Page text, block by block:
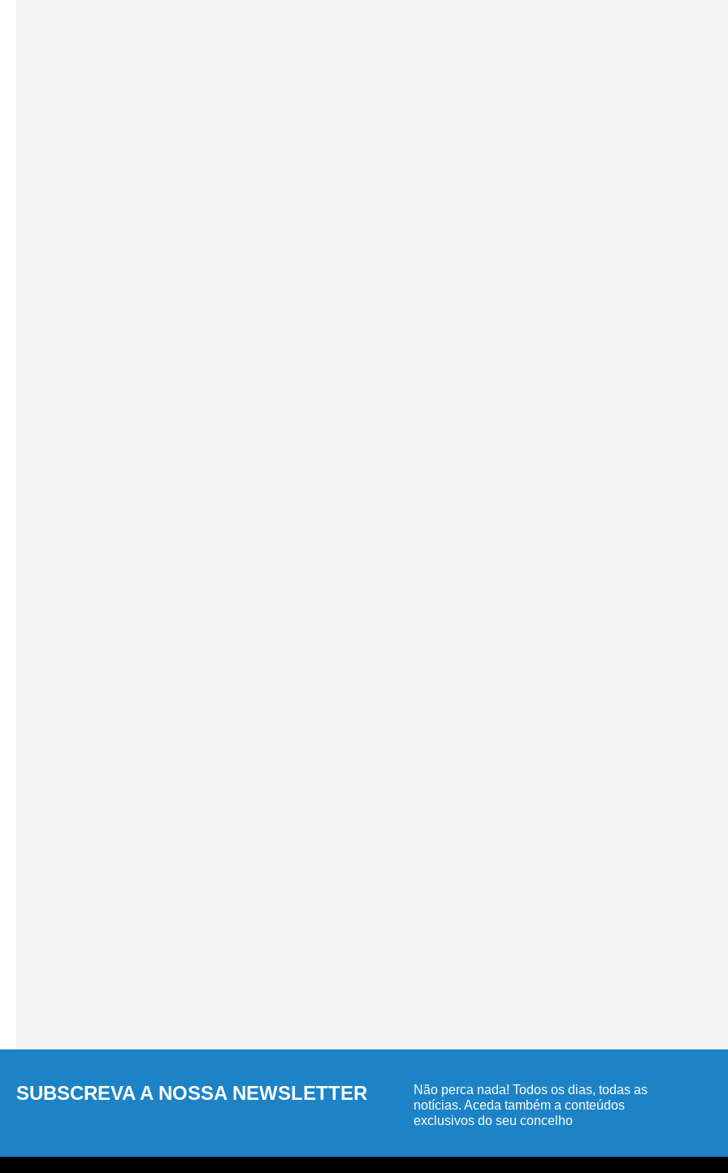
SUBSCREVA A NOSSA NEWSLETTER
Não perca nada! Todos os dias, todas as
notícias. Aceda também a conteúdos
exclusivos do seu concelho